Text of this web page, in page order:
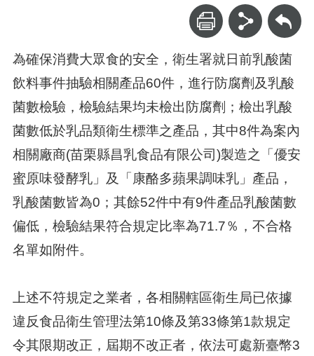
回上一頁
為確保消費大眾食的安全，衛生署就日前乳酸菌
飲料事件抽驗相關產品60件，進行防腐劑及乳酸
菌數檢驗，檢驗結果均未檢出防腐劑；檢出乳酸
菌數低於乳品類衛生標準之產品，其中8件為案內
相關廠商(苗栗縣昌乳食品有限公司)製造之「優安
蜜原味發酵乳」及「康酪多蘋果調味乳」產品，
乳酸菌數皆為0；其餘52件中有9件產品乳酸菌數
偏低，檢驗結果符合規定比率為71.7％，不合格
名單如附件。
上述不符規定之業者，各相關轄區衛生局已依據
違反食品衛生管理法第10條及第33條第1款規定
令其限期改正，屆期不改正者，依法可處新臺幣3